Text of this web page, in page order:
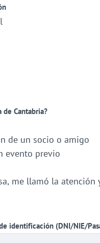
de Cantabria?
de un socio o amigo
evento previo
me llamó la
identificación (DNI/NIE/